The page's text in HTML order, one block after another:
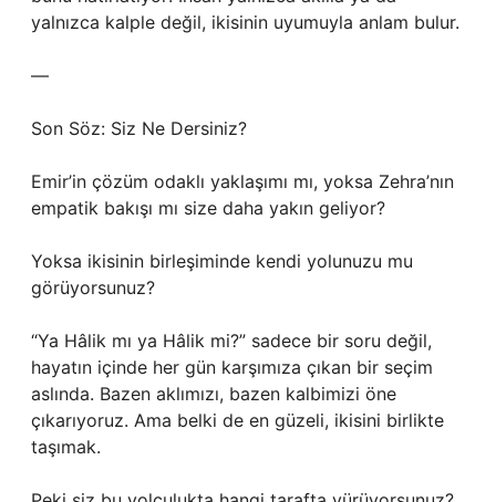
yalnızca kalple değil, ikisinin uyumuyla anlam bulur.
—
Son Söz: Siz Ne Dersiniz?
Emir’in çözüm odaklı yaklaşımı mı, yoksa Zehra’nın
empatik bakışı mı size daha yakın geliyor?
Yoksa ikisinin birleşiminde kendi yolunuzu mu
görüyorsunuz?
“Ya Hâlik mı ya Hâlik mi?” sadece bir soru değil,
hayatın içinde her gün karşımıza çıkan bir seçim
aslında. Bazen aklımızı, bazen kalbimizi öne
çıkarıyoruz. Ama belki de en güzeli, ikisini birlikte
taşımak.